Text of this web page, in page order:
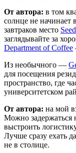
От автора: в том
солнце не начинает
завтраков место
заглядывайте за
DepartmentofCoffee
Из необычного —
для посещения
пространство, где
университетском
От автора: на мой
Можно задержаться
выстроить
Лучше сразу ехать
не в столице.